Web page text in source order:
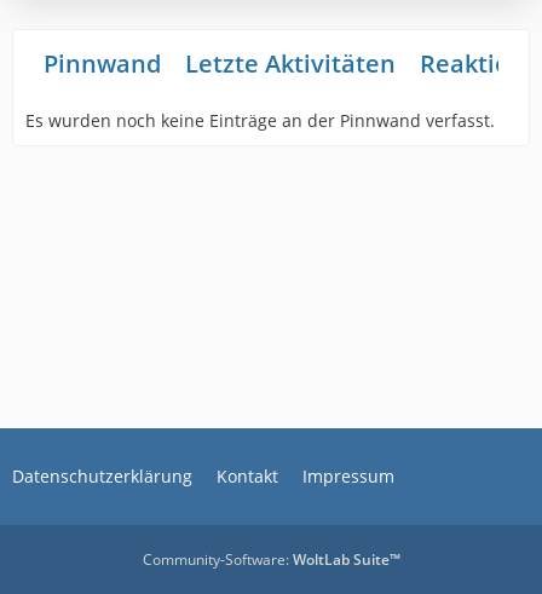
Pinnwand Letzte Aktivitäten
Es wurden noch keine Einträge an der Pinnwand verfasst.
Datenschutzerklärung Kontakt Impressum
Community-Software:WoltLab Suite™